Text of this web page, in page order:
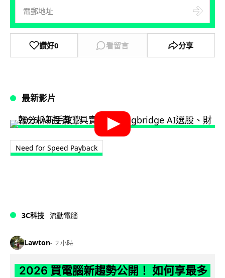
讚好0 看留言 分享
最新影片
Need for Speed Payback
3C科技 流動電腦
Lawton 2 小時
2026 買電腦新趨勢公開！ 如何享最多